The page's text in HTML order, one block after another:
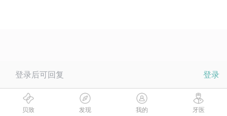
登录后可回复 登录
贝致 发现 我的 牙医